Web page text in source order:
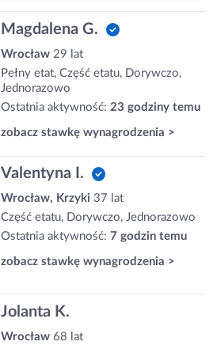
Magdalena G.
Wrocław 29 lat
Pełny etat, Część etatu, Dorywczo,
Jednorazowo
Ostatnia aktywność: 23 godziny temu
zobacz stawkę wynagrodzenia >
Valentyna I.
Wrocław, Krzyki 37 lat
Część etatu, Dorywczo, Jednorazowo
Ostatnia aktywność: 7 godzin temu
zobacz stawkę wynagrodzenia >
Jolanta K.
Wrocław 68 lat